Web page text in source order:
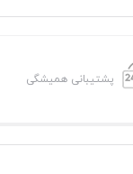
پشتیبانی همیشگی